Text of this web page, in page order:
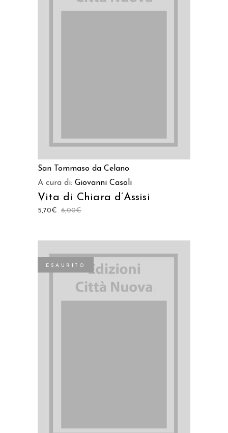
San Tommaso da Celano
A cura di: Giovanni Casoli
Vita di Chiara d’Assisi
6,00€
5,70€
ESAURITO